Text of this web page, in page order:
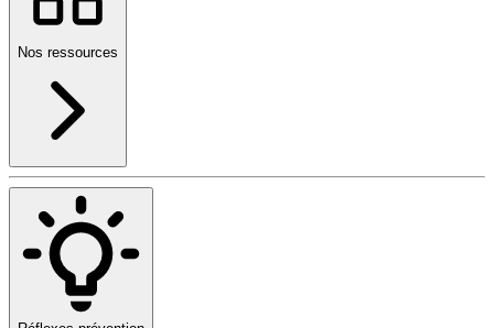
Nos ressources